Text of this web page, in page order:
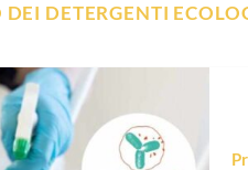
DEI DETERGENTI